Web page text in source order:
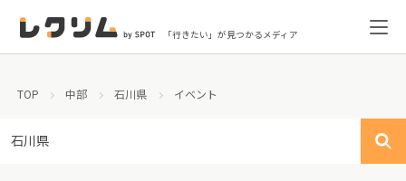
「行きたい」が見つかるメディア
TOP 中部 石川県 イベント
石川県